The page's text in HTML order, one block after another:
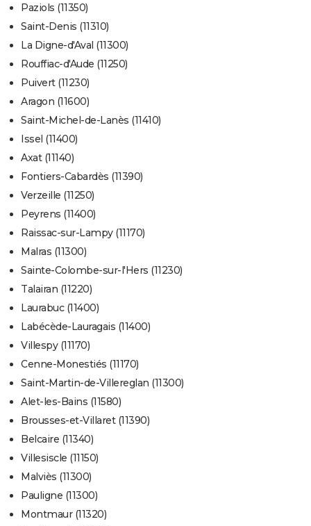
Paziols (11350)
Saint-Denis (11310)
La Digne-d'Aval (11300)
Rouffiac-d'Aude (11250)
Puivert (11230)
Aragon (11600)
Saint-Michel-de-Lanès (11410)
Issel (11400)
Axat (11140)
Fontiers-Cabardès (11390)
Verzeille (11250)
Peyrens (11400)
Raissac-sur-Lampy (11170)
Malras (11300)
Sainte-Colombe-sur-l'Hers (11230)
Talairan (11220)
Laurabuc (11400)
Labécède-Lauragais (11400)
Villespy (11170)
Cenne-Monestiés (11170)
Saint-Martin-de-Villereglan (11300)
Alet-les-Bains (11580)
Brousses-et-Villaret (11390)
Belcaire (11340)
Villesiscle (11150)
Malviès (11300)
Pauligne (11300)
Montmaur (11320)